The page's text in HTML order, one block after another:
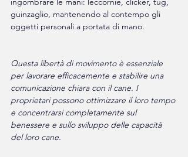
guinzaglio, mantenendo al contempo gli
oggetti personali a portata di mano.
Questa libertà di movimento è essenziale
per lavorare efficacemente e stabilire una
comunicazione chiara con il cane. I
proprietari possono ottimizzare il loro tempo
e concentrarsi completamente sul
benessere e sullo sviluppo delle capacità
del loro cane.